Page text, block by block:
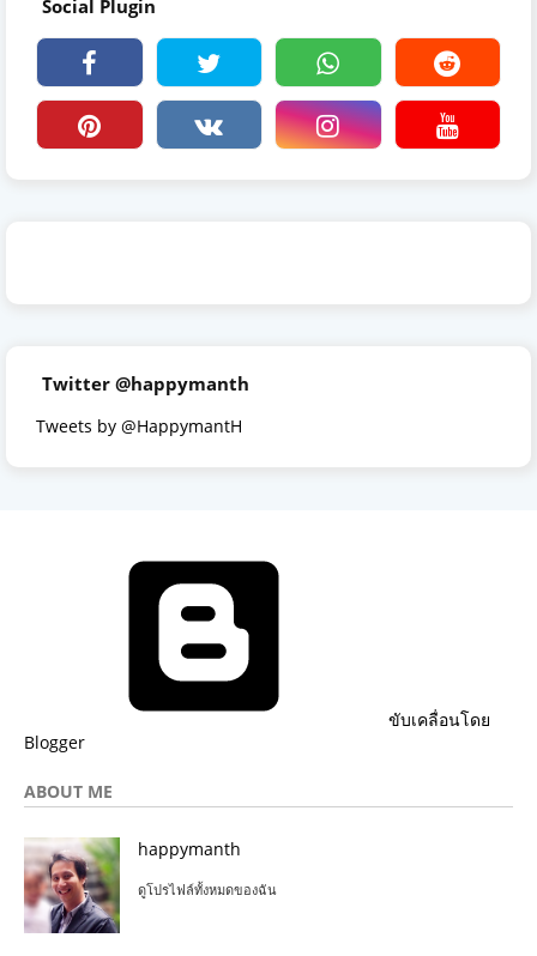
Social Plugin
Twitter @happymanth
Tweets by @HappymantH
ขับเคลื่อนโดย
Blogger
ABOUT ME
happymanth
ดูโปรไฟล์ทั้งหมดของฉัน